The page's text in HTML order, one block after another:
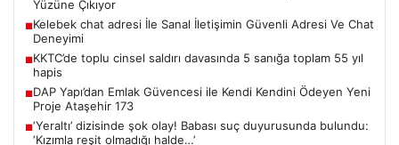
Yüzüne Çıkıyor
■Kelebek chat adresi İle Sanal İletişimin Güvenli Adresi Ve Chat
Deneyimi
■KKTC’de toplu cinsel saldırı davasında 5 sanığa toplam 55 yıl
hapis
■DAP Yapı’dan Emlak Güvencesi ile Kendi Kendini Ödeyen Yeni
Proje Ataşehir 173
■‘Yeraltı’ dizisinde şok olay! Babası suç duyurusunda bulundu:
‘Kızımla reşit olmadığı halde…’